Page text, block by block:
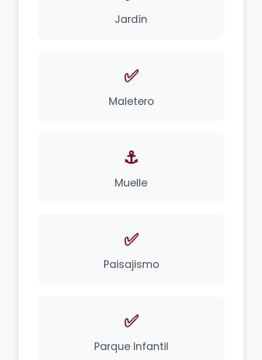
Jardín
✅
Maletero
⚓
Muelle
✅
Paisajismo
✅
Parque Infantil